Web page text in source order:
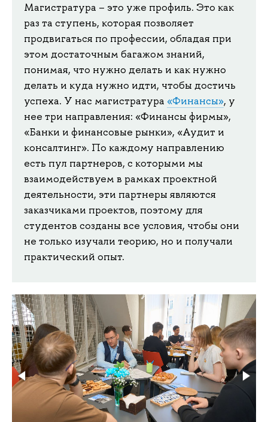
Магистратура – это уже профиль. Это как
раз та ступень, которая позволяет
продвигаться по профессии, обладая при
этом достаточным багажом знаний,
понимая, что нужно делать и как нужно
делать и куда нужно идти, чтобы достичь
успеха. У нас магистратура «Финансы», у
нее три направления: «Финансы фирмы»,
«Банки и финансовые рынки», «Аудит и
консалтинг». По каждому направлению
есть пул партнеров, с которыми мы
взаимодействуем в рамках проектной
деятельности, эти партнеры являются
заказчиками проектов, поэтому для
студентов созданы все условия, чтобы они
не только изучали теорию, но и получали
практический опыт.